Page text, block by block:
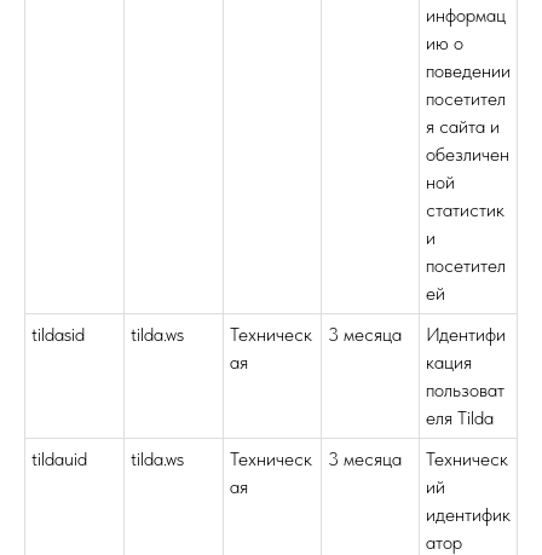
информац
ию о
поведении
посетител
я сайта и
обезличен
ной
статистик
и
посетител
ей
tildasid
tilda.ws
Техническ
ая
3 месяца
Идентифи
кация
пользоват
еля Tilda
tildauid
tilda.ws
Техническ
ая
3 месяца
Техническ
ий
идентифик
атор